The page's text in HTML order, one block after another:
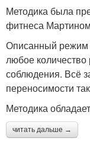
Методика была
фитнеса
Описанный режим
любое количество
соблюдения. Всё
переносимости
Методика
читать дальше →